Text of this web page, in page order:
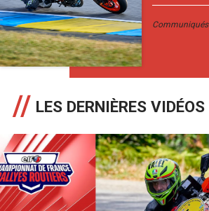
Communiqués
LES DERNIÈRES VIDÉOS